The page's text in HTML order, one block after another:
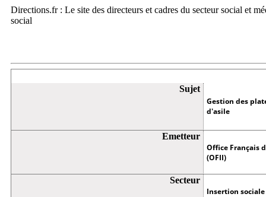
Directions.fr : Le site des directeurs et cadres du secteur social et
social
Sujet
Gestion des
d'asile
Emetteur
Office Français
(OFII)
Secteur
Insertion sociale